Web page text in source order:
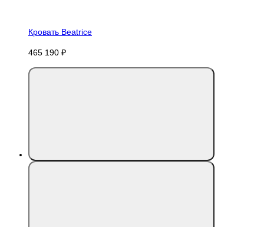
Кровать Beatrice
465 190 ₽